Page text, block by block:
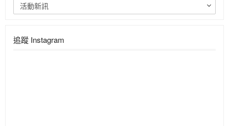
活動新訊
追蹤 Instagram